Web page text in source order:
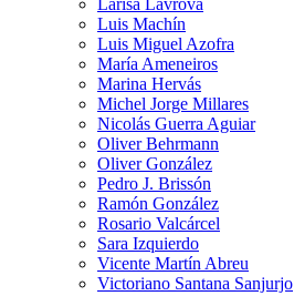
Luis Machín
Luis Miguel Azofra
María Ameneiros
Marina Hervás
Michel Jorge Millares
Nicolás Guerra Aguiar
Oliver Behrmann
Oliver González
Pedro J. Brissón
Ramón González
Rosario Valcárcel
Sara Izquierdo
Vicente Martín Abreu
Victoriano Santana Sanjurjo